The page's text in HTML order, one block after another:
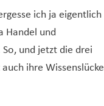
ich ja eigentlich
Handel und
und jetzt die drei
ihre Wissenslücke